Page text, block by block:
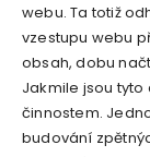
webu. Ta totiž
vzestupu webu
obsah, dobu
Jakmile jsou
činnostem.
budování